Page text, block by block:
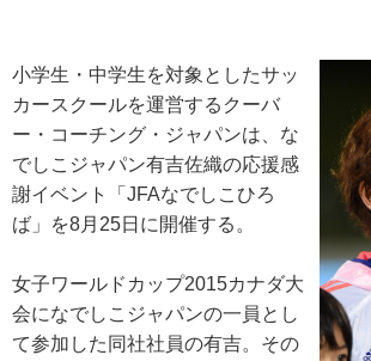
小学生・中学生を対象としたサッ
カースクールを運営するクーバ
ー・コーチング・ジャパンは、な
でしこジャパン有吉佐織の応援感
謝イベント「JFAなでしこひろ
ば」を8月25日に開催する。
女子ワールドカップ2015カナダ大
会になでしこジャパンの一員とし
て参加した同社社員の有吉。その